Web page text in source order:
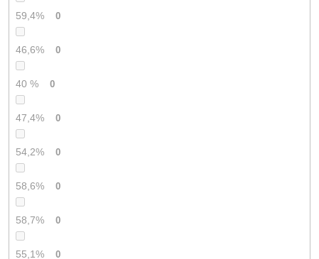
59,4% 0
46,6% 0
40 % 0
47,4% 0
54,2% 0
58,6% 0
58,7% 0
55,1% 0